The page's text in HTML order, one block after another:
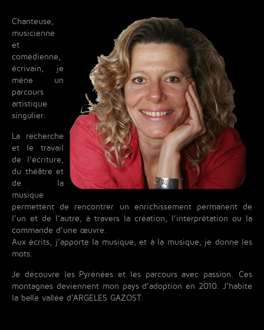
Chanteuse,
musicienne
et
comédienne,
écrivain, je
mène un
parcours
artistique
singulier.
La recherche
et le travail
de l’écriture,
du théâtre et
de la
musique
permettent de rencontrer un enrichissement permanent de
l’un et de l’autre, à travers la création, l’interprétation ou la
commande d’une œuvre.
Aux écrits, j’apporte la musique, et à la musique, je donne les
mots.
Je découvre les Pyrénées et les parcours avec passion. Ces
montagnes deviennent mon pays d’adoption en 2010. J’habite
la belle vallée d’ARGELES GAZOST.